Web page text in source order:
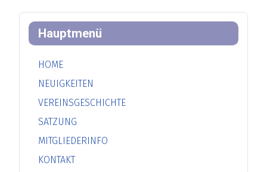
Hauptmenü
HOME
NEUIGKEITEN
VEREINSGESCHICHTE
SATZUNG
MITGLIEDERINFO
KONTAKT